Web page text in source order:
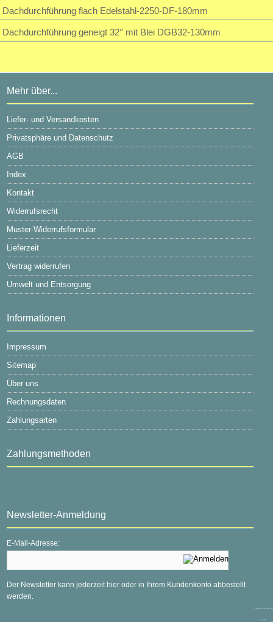
Dachdurchführung flach Edelstahl-2250-DF-180mm
Dachdurchführung geneigt 32° mit Blei DGB32-130mm
Mehr über...
Liefer- und Versandkosten
Privatsphäre und Datenschutz
AGB
Index
Kontakt
Widerrufsrecht
Muster-Widerrufsformular
Lieferzeit
Vertrag widerrufen
Umwelt und Entsorgung
Informationen
Impressum
Sitemap
Über uns
Rechnungsdaten
Zahlungsarten
Zahlungsmethoden
Newsletter-Anmeldung
E-Mail-Adresse:
Der Newsletter kann jederzeit hier oder in Ihrem Kundenkonto abbestellt
werden.